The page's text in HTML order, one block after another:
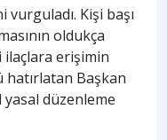
Kişi başı
oldukça
ilaçlara erişimin
Başkan
düzenleme